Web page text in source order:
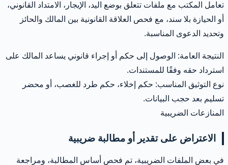
تعامل المكتب مع ملفات تتعلق بوضع اليد، الإيجار، الامتداد القانوني،
أو الحيازة بلا سند، مع فحص العلاقة القانونية بين المالك والحائز
وتحديد الدعوى المناسبة.
النتيجة العامة: الوصول إلى حكم أو إجراء قانوني يساعد المالك على
استرداد حقه وفقًا للمستندات.
نوع التوثيق المناسب: حكم إخلاء، حكم طرد للغصب، أو محضر
تسليم بعد حجب البيانات.
المنازعات الضريبية
الاعتراض على تقدير أو مطالبة ضريبية
في بعض الملفات الضريبية، تم فحص أساس المطالبة، ومراجعة